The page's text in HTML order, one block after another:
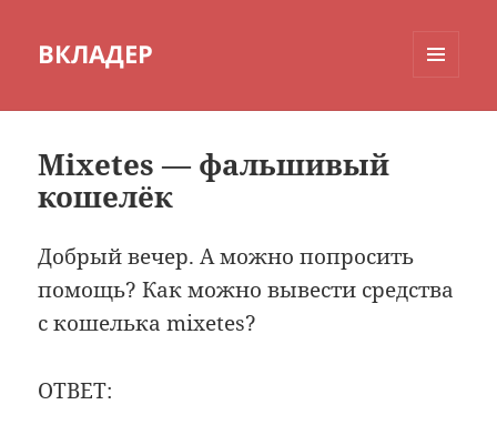
ВКЛАДЕР
Mixetes — фальшивый
кошелёк
Добрый вечер. А можно попросить
помощь? Как можно вывести средства
с кошелька mixetes?
ОТВЕТ: